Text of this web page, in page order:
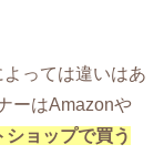
っては違いはあ
ーはAmazonや
ショップで買う